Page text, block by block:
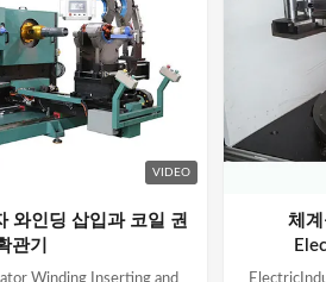
VIDEO
와인딩 삽입과 코일 권
관기
Winding Inserting and
체